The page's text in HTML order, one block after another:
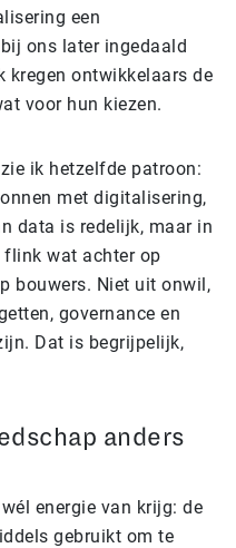
een
ons later ingedaald
kregen ontwikkelaars de
voor hun kiezen.
ik hetzelfde patroon:
met digitalisering,
data is redelijk, maar in
flink wat achter op
bouwers. Niet uit onwil,
governance en
Dat is begrijpelijk,
anders
energie van krijg: de
gebruikt om te